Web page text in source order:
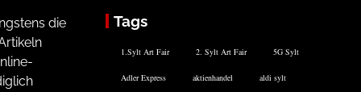
die
Tags
1.Sylt Art Fair 2. Sylt Art Fair 5G Sylt
Adler Express aktienhandel aldi sylt